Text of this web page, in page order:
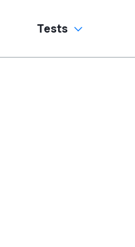
Tests